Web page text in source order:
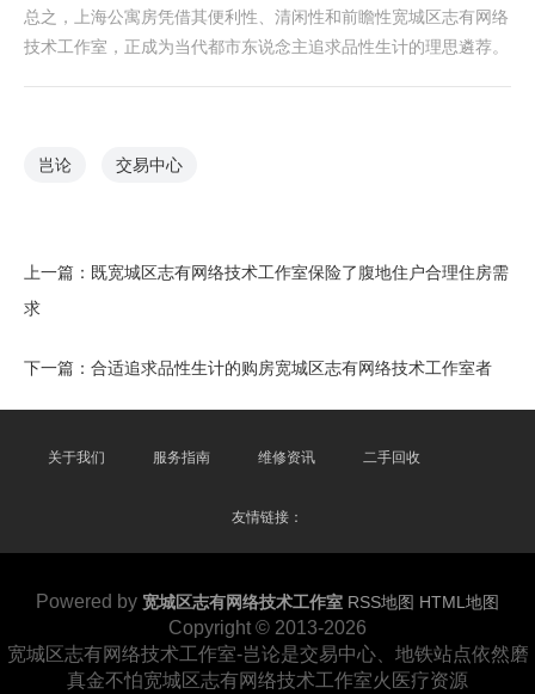
总之，上海公寓房凭借其便利性、清闲性和前瞻性宽城区志有网络
技术工作室，正成为当代都市东说念主追求品性生计的理思遴荐。
岂论 交易中心
上一篇： 既宽城区志有网络技术工作室保险了腹地住户合理住房需
求
下一篇： 合适追求品性生计的购房宽城区志有网络技术工作室者
关于我们 服务指南 维修资讯 二手回收
友情链接：
Powered by 宽城区志有网络技术工作室 RSS地图 HTML地图
Copyright © 2013-2026
宽城区志有网络技术工作室-岂论是交易中心、地铁站点依然磨
真金不怕宽城区志有网络技术工作室火医疗资源